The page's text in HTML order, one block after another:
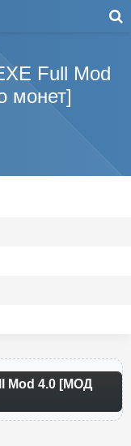
Full Mod
монет]
Mod 4.0 [МОД